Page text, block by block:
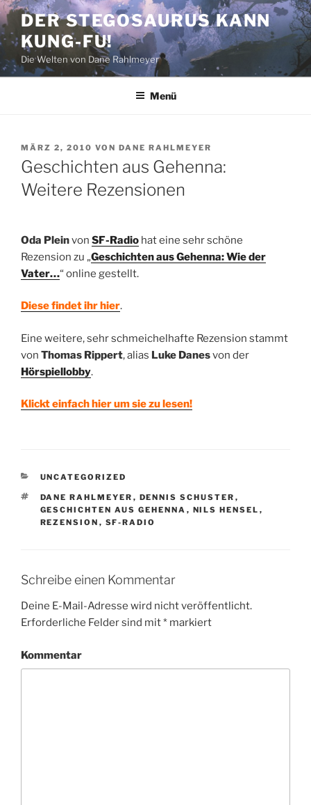
Zum
Inhalt
springen
DER STEGOSAURUS KANN
KUNG-FU!
Die Welten von Dane Rahlmeyer
Menü
VERÖFFENTLICHT
AM
MÄRZ 2, 2010 VON DANE RAHLMEYER
Geschichten aus Gehenna:
Weitere Rezensionen
Oda Pleinvon SF-Radio hat eine sehr schöne
Rezension zu „Geschichten aus Gehenna: Wie der
Vater…“ online gestellt.
Diese findet ihr hier.
Eine weitere, sehr schmeichelhafte Rezension stammt
von Thomas Rippert, alias Luke Danesvon der
Hörspiellobby.
Klickt einfach hier um sie zu lesen!
KATEGORIEN
UNCATEGORIZED
SCHLAGWÖRTER
DANE RAHLMEYER , DENNIS SCHUSTER ,
GESCHICHTEN AUS GEHENNA , NILS HENSEL ,
REZENSION , SF-RADIO
Schreibe einen Kommentar
Deine E-Mail-Adresse wird nicht veröffentlicht.
Erforderliche Felder sind mit* markiert
Kommentar